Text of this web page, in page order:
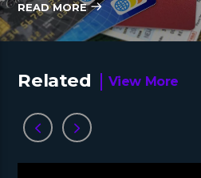
READ MORE
Related View More